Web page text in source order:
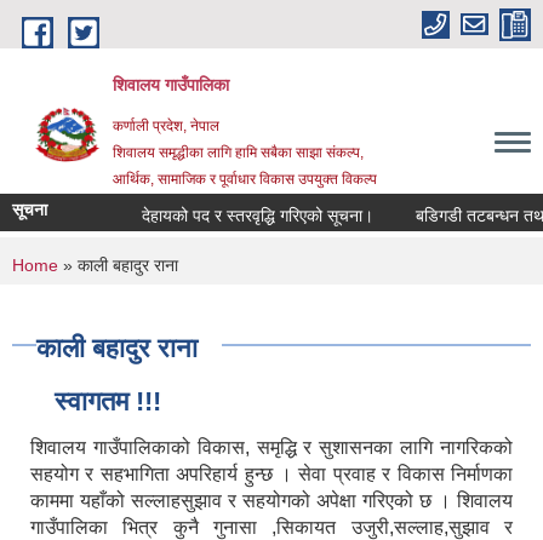
Skip to main content
शिवालय गाउँपालिका
कर्णाली प्रदेश, नेपाल
शिवालय समृद्धीका लागि हामि सबैका साझा संकल्प,
आर्थिक, सामाजिक र पूर्वाधार विकास उपयुक्त विकल्प
सूचना देहायको पद र स्तरवृद्धि गरिएको सूचना। बडिगडी तटबन्धन तथा
You are here
Home » काली बहादुर राना
काली बहादुर राना
स्वागतम !!!
शिवालय गाउँपालिकाको विकास, समृद्धि र सुशासनका लागि नागरिकको
सहयोग र सहभागिता अपरिहार्य हुन्छ । सेवा प्रवाह र विकास निर्माणका
काममा यहाँको सल्लाहसुझाव र सहयोगको अपेक्षा गरिएको छ । शिवालय
गाउँपालिका भित्र कुनै गुनासा ,सिकायत उजुरी,सल्लाह,सुझाव र